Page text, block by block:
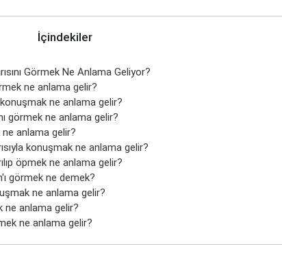
İçindekiler
Görmek Ne Anlama Geliyor?
ne anlama gelir?
ne anlama gelir?
görmek ne anlama gelir?
anlama gelir?
konuşmak ne anlama gelir?
öpmek ne anlama gelir?
görmek ne demek?
ne anlama gelir?
ne anlama gelir?
ne anlama gelir?